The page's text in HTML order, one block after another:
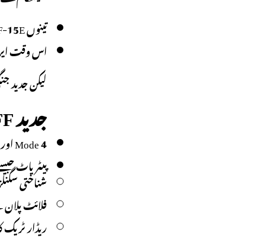
تینوں F-15E طیارے اتحادی فضائی دفاعی نظام کی غلطی سے مار گرائے گئے۔
اس وقت
لیکن جدید
جدید IFF سسٹم کیا کرتے ہیں؟
Mode 4 اور Mode 5 جیسے خفیہ شناختی سسٹم طیارے کی شناخت یقینی بناتے ہیں۔
پیٹریاٹ
شناختی
فلائٹ
ریڈار